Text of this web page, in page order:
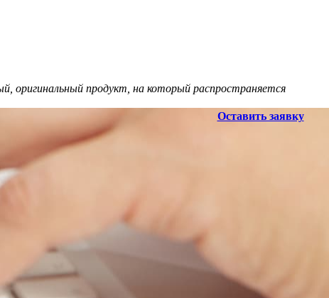
оригинальный продукт, на который распространяется
Оставить заявку